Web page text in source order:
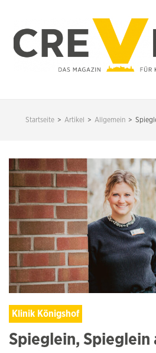
springen
(Enter
Startseite > Artikel > Allgemein >
Klinik Königshof
Spieglein, Spieglein